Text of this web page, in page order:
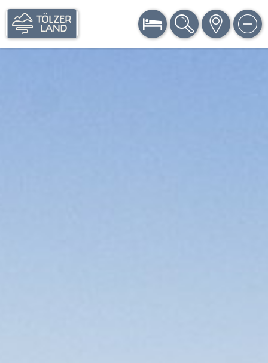
BUCHEN SUCHE KARTE MENÜ